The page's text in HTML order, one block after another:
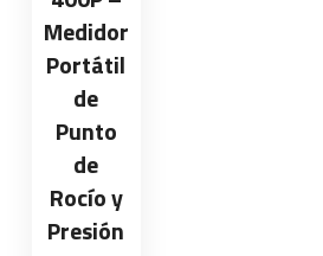
Medidor
Portátil
de
Punto
de
Rocío y
Presión